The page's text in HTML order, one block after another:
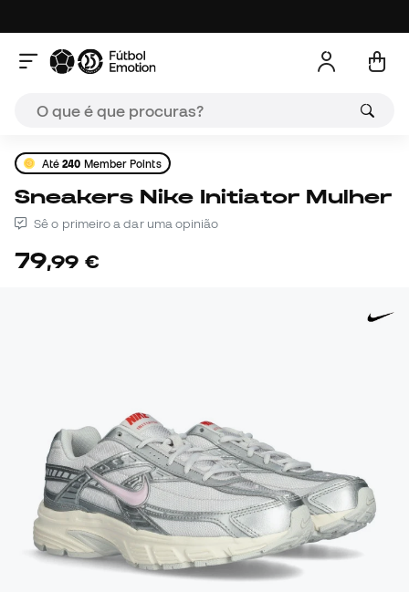
Até240 Member Points
Sneakers Nike Initiator Mulher
Sê o primeiro a dar uma opinião
79,99 €